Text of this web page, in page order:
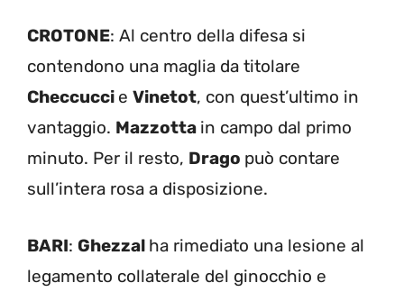
CROTONE: Al centro della difesa si
contendono una maglia da titolare
Checcucci e Vinetot, con quest’ultimo in
vantaggio. Mazzotta in campo dal primo
minuto. Per il resto, Drago può contare
sull’intera rosa a disposizione.
BARI: Ghezzal ha rimediato una lesione al
legamento collaterale del ginocchio e